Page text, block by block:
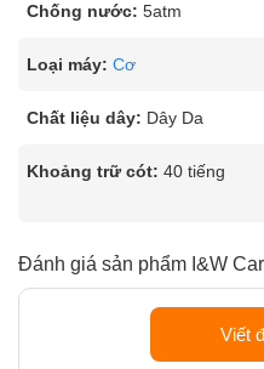
Chống nước: 5atm
Loại máy: Cơ
Chất liệu dây: Dây Da
Khoảng trữ cót: 40 tiếng
Đánh giá sản phẩm I&W
Viết